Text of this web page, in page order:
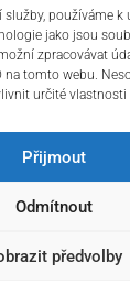
používáme k
jako jsou
zpracovávat
na tomto webu.
určité vlastnosti
Přijmout
Odmítnout
předvolby
1348
korunovační
ale také